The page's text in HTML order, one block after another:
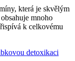
která je skvělým
mnoho
k celkovému
detoxikaci